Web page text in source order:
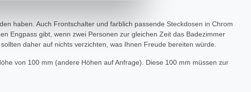
haben. Auch Frontschalter und farblich passende Steckdosen in Chrom
Engpass gibt, wenn zwei Personen zur gleichen Zeit das Badezimmer
daher auf nichts verzichten, was Ihnen Freude bereiten würde.
von 100 mm (andere Höhen auf Anfrage). Diese 100 mm müssen zur